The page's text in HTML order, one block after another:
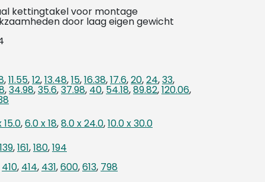
kettingtakel voor montage
door laag eigen gewicht
,11.55,12,13.48,15,16.38,17.6,20,24,33,
,34.98,35.6,37.98, 40, 54.18,89.82,120.06,
15.0,6.0 x 18,8.0 x 24.0,10.0 x 30.0
139,161,180,194
410, 414, 431,600,613, 798